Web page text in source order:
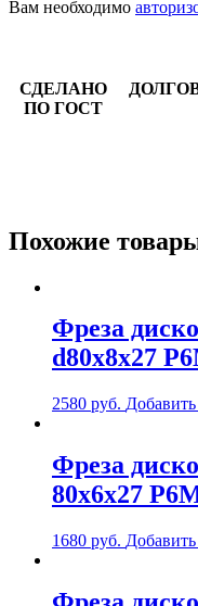
Вам необходимо
СДЕЛАНО
ПО ГОСТ
Похожие
Фреза
d80х8х27
2580 руб.
Фреза
80х6х27
1680 руб.